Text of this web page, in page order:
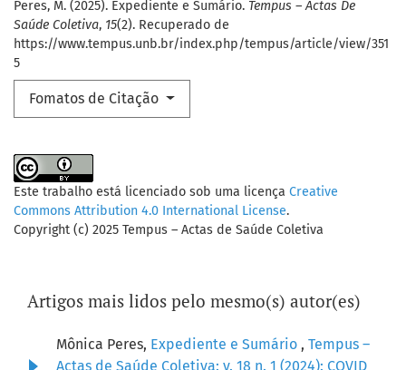
Peres, M. (2025). Expediente e Sumário. Tempus – Actas De
Saúde Coletiva, 15(2). Recuperado de
https://www.tempus.unb.br/index.php/tempus/article/view/351
5
Fomatos de Citação
Este trabalho está licenciado sob uma licença Creative
Commons Attribution 4.0 International License.
Copyright (c) 2025 Tempus – Actas de Saúde Coletiva
Artigos mais lidos pelo mesmo(s) autor(es)
Mônica Peres, Expediente e Sumário , Tempus –
Actas de Saúde Coletiva: v. 18 n. 1 (2024): COVID